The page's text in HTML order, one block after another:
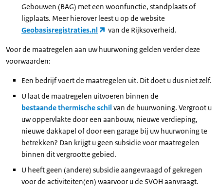
Gebouwen (BAG) met een woonfunctie, standplaats of
ligplaats. Meer hierover leest u op de website
Geobasisregistraties.nl
van de Rijksoverheid.
Voor de maatregelen aan uw huurwoning gelden verder deze
voorwaarden:
Een bedrijf voert de maatregelen uit. Dit doet u dus niet zelf.
U laat de maatregelen uitvoeren binnen de
bestaande thermische schil van de huurwoning. Vergroot u
uw oppervlakte door een aanbouw, nieuwe verdieping,
nieuwe dakkapel of door een garage bij uw huurwoning te
betrekken? Dan krijgt u geen subsidie voor maatregelen
binnen dit vergrootte gebied.
U heeft geen (andere) subsidie aangevraagd of gekregen
voor de activiteiten(en) waarvoor u de SVOH aanvraagt.